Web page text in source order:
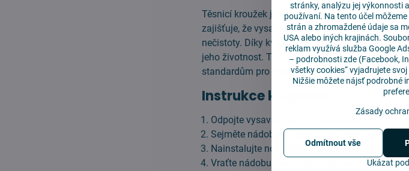
Těsnicí kroužek je jednou z klíčových součástí
zajišťuje, že vysavač pracuje s maximálním
nečistoty. Díky kvalitní výměně předejdete
jeho životnost. Tento alternativní díl je vyroben
standardům pro domácí spotřebiče nejvyšší
Instrukce k výměně:
Odpojte vysavač od zdroje napájení.
Sejměte nádobu na prach a původní těsnicí
Nainstalujte nový těsnicí kroužek na příslušné
Vraťte nádobu zpět a zkontrolujte těsnost
stránky, analýzu jej výkonnosti
používaní. Na tento účel
strán a zhromaždené údaje sa
USA alebo iných krajinách.
reklam využívá služba Google
– podrobnosti zde(Facebook,
všetky cookies“ vyjadrujete
Nižšie môžete nájsť podrobné
Zásady
Ukázat
Odmítnout vše